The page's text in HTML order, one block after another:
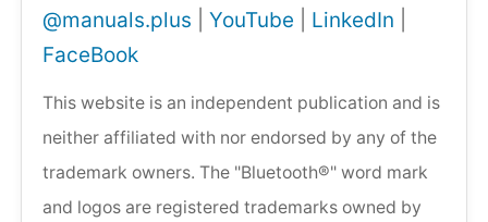
@manuals.plus
YouTube LinkedIn
FaceBook
This website is an independent publication and is
neither affiliated with nor endorsed by any of the
trademark owners. The "Bluetooth®" word mark
and logos are registered trademarks owned by